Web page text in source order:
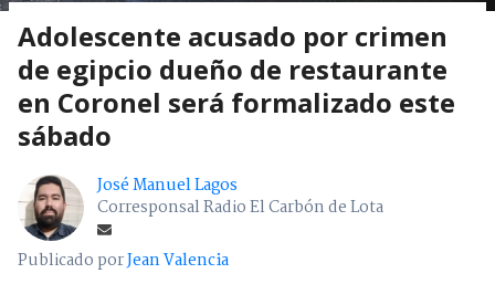
Adolescente acusado por crimen
de egipcio dueño de restaurante
en Coronel será formalizado este
sábado
José Manuel Lagos
Corresponsal Radio El Carbón de Lota
Publicado porJean Valencia